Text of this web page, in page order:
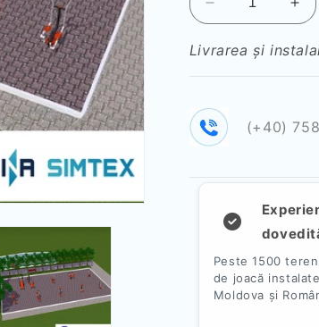
Reduceți
cantitatea
pentru
Livrarea și
(+40)
Peste 1500
de joacă
Moldova și